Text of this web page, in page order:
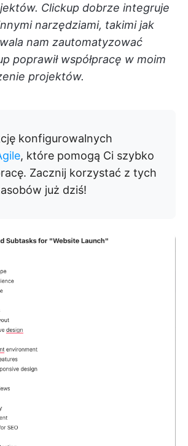
Clickup dobrze integruje
narzędziami, takimi jak
nam zautomatyzować
poprawił współpracę w moim
projektów.
konfigurowalnych
, które pomogą Ci szybko
Zacznij korzystać z tych
już dziś!